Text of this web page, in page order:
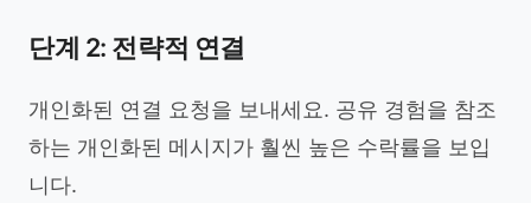
단계 2: 전략적 연결
개인화된 연결 요청을 보내세요. 공유 경험을 참조
하는 개인화된 메시지가 훨씬 높은 수락률을 보입
니다.